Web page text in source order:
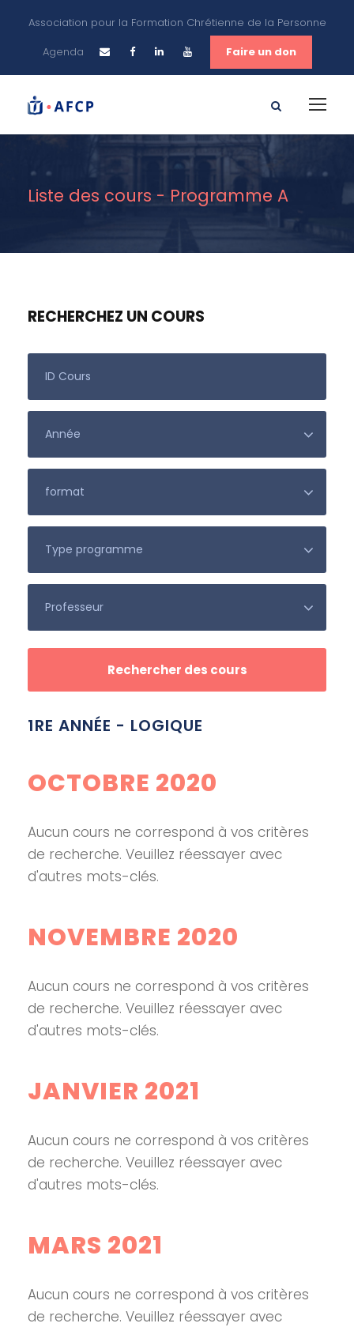
Association pour la Formation Chrétienne de la Personne
Agenda
Faire un don
Liste des cours - Programme A
RECHERCHEZ UN COURS
1RE ANNÉE - LOGIQUE
OCTOBRE 2020
Aucun cours ne correspond à vos critères
de recherche. Veuillez réessayer avec
d'autres mots-clés.
NOVEMBRE 2020
Aucun cours ne correspond à vos critères
de recherche. Veuillez réessayer avec
d'autres mots-clés.
JANVIER 2021
Aucun cours ne correspond à vos critères
de recherche. Veuillez réessayer avec
d'autres mots-clés.
MARS 2021
Aucun cours ne correspond à vos critères
de recherche. Veuillez réessayer avec